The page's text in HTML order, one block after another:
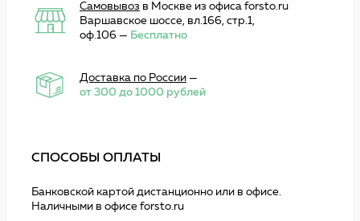
Самовывоз в Москве из офиса forsto.ru
Варшавское шоссе, вл.166, стр.1,
оф.106 — Бесплатно
Доставка по России—
от 300 до 1000 рублей
СПОСОБЫ ОПЛАТЫ
Банковской картой дистанционно или в офисе.
Наличными в офисе forsto.ru